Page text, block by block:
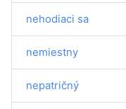
nehodiaci sa
nemiestny
nepatričný